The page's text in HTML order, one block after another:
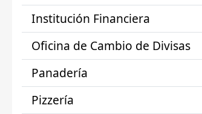
Institución Financiera
Oficina de Cambio de Divisas
Panadería
Pizzería